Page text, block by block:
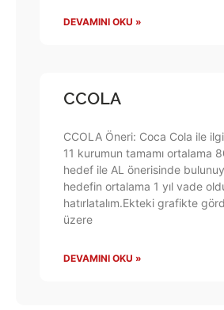
DEVAMINI OKU »
CCOLA
CCOLA Öneri: Coca Cola ile
11 kurumun tamamı ortalama
hedef ile AL önerisinde
hedefin ortalama 1 yıl vade
hatırlatalım.Ekteki grafikte
üzere
DEVAMINI OKU »